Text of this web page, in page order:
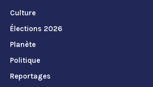
Culture
Élections 2026
Planète
Politique
Reportages